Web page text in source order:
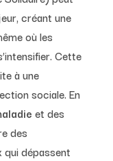
créant une
où les
Cette
à une
sociale. En
et des
des
dépassent